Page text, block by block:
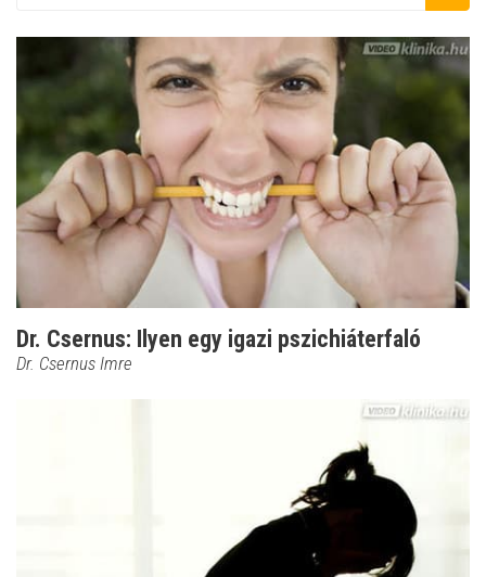
Dr. Csernus: Ilyen egy igazi pszichiáterfaló
Dr. Csernus Imre